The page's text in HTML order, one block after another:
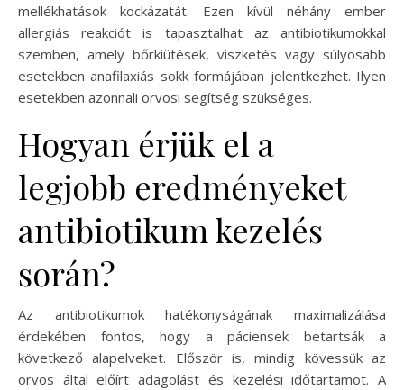
mellékhatások kockázatát. Ezen kívül néhány ember
allergiás reakciót is tapasztalhat az antibiotikumokkal
szemben, amely bőrkiütések, viszketés vagy súlyosabb
esetekben anafilaxiás sokk formájában jelentkezhet. Ilyen
esetekben azonnali orvosi segítség szükséges.
Hogyan érjük el a
legjobb eredményeket
antibiotikum kezelés
során?
Az antibiotikumok hatékonyságának maximalizálása
érdekében fontos, hogy a páciensek betartsák a
következő alapelveket. Először is, mindig kövessük az
orvos által előírt adagolást és kezelési időtartamot. A